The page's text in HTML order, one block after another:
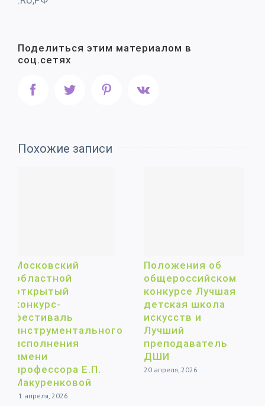
Поделиться этим материалом в
соц.сетях
FacebookTwitter PinterestVk
Похожие записи
Положения об
общероссийском
конкурсе Лучшая
детская школа
искусств и
Лучший
преподаватель
20 апреля, 2026
График
Московского
областного
открытого
конкурса-
фестиваля
имени